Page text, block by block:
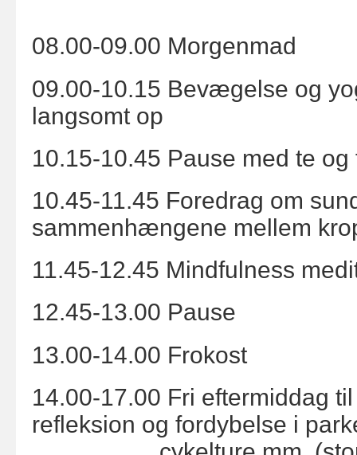
08.00-09.00 Morgenmad
09.00-10.15 Bevægelse og
langsomt op
10.15-10.45 Pause med te og
10.45-11.45 Foredrag om
sammenhængene mellem
11.45-12.45 Mindfulness
12.45-13.00 Pause
13.00-14.00 Frokost
14.00-17.00 Fri eftermiddag
refleksion og fordybelse i